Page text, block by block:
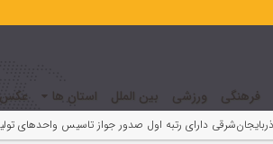
فرهنگی ورزشی بین الملل استان ها عکس
دارای رتبه اول صدور جواز تاسیس واحدهای